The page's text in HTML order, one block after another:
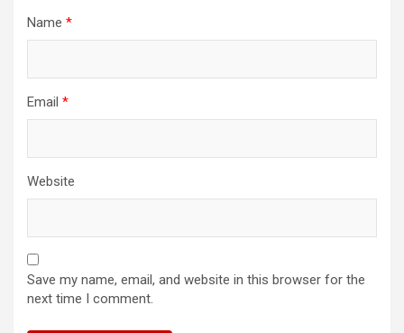
Name *
Email *
Website
Save my name, email, and website in this browser for the
next time I comment.